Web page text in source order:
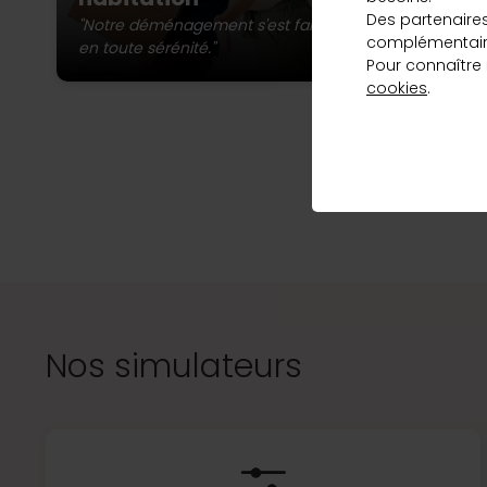
qui correspond
à vos besoins
et au meilleur
"Notre déménagement s'est fait
en toute sérénité."
Nos simulateurs
Des
Pour
cookies.